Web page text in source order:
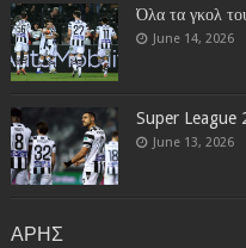
Όλα τα γκολ
June 14, 2026
Super
June 13, 2026
ΑΡΗΣ